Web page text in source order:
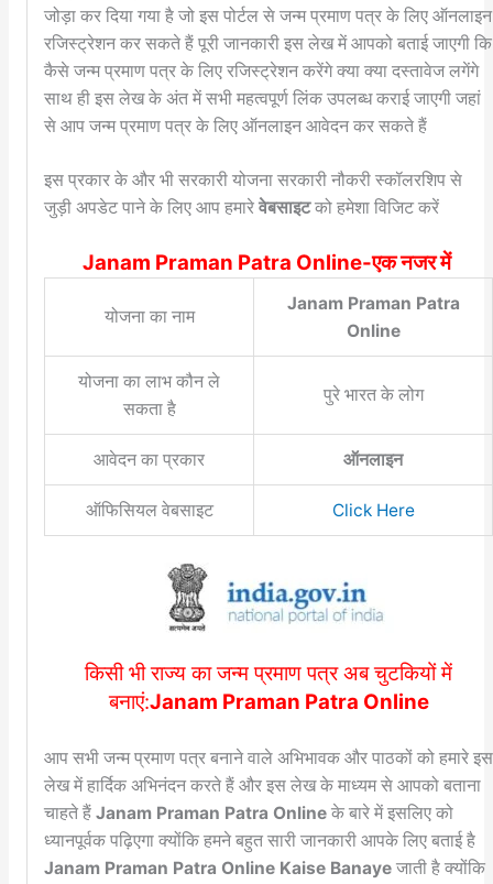
जोड़ा कर दिया गया है जो इस पोर्टल से जन्म प्रमाण पत्र के लिए ऑनलाइन
रजिस्ट्रेशन कर सकते हैं पूरी जानकारी इस लेख में आपको बताई जाएगी कि
कैसे जन्म प्रमाण पत्र के लिए रजिस्ट्रेशन करेंगे क्या क्या दस्तावेज लगेंगे
साथ ही इस लेख के अंत में सभी महत्वपूर्ण लिंक उपलब्ध कराई जाएगी जहां
से आप जन्म प्रमाण पत्र के लिए ऑनलाइन आवेदन कर सकते हैं
इस प्रकार के और भी सरकारी योजना सरकारी नौकरी स्कॉलरशिप से
जुड़ी अपडेट पाने के लिए आप हमारेवेबसाइटको हमेशा विजिट करें
Janam Praman Patra Online-एक नजर में
योजना का नाम
Janam Praman Patra
Online
योजना का लाभ कौन ले
सकता है
पुरे भारत के लोग
आवेदन का प्रकार ऑनलाइन
ऑफिसियल वेबसाइट Click Here
किसी भी राज्य का जन्म प्रमाण पत्र अब चुटकियों में
बनाएं:Janam Praman Patra Online
आप सभी जन्म प्रमाण पत्र बनाने वाले अभिभावक और पाठकों को हमारे इस
लेख में हार्दिक अभिनंदन करते हैं और इस लेख के माध्यम से आपको बताना
चाहते हैंJanam Praman Patra Online के बारे में इसलिए को
ध्यानपूर्वक पढ़िएगा क्योंकि हमने बहुत सारी जानकारी आपके लिए बताई है
Janam Praman Patra Online Kaise Banaye जाती है क्योंकि